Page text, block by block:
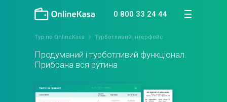
0 800 33 24 44
Тур по OnlineKasa Турботливий інтерфейс
Продуманий і турботливий функціонал.
Прибрана вся рутина